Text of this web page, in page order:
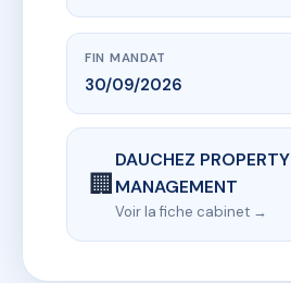
FIN MANDAT
30/09/2026
🏢
DAUCHEZ PROPERTY
MANAGEMENT
Voir la fiche cabinet →